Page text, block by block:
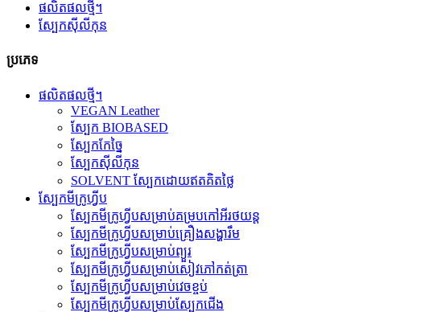
ផលិតផលថ្មី។
ស្បែកស៊ីលីកុន
ប្រភេទ
ផលិតផលថ្មី។
VEGAN Leather
ស្បែក BIOBASED
ស្បែកកែច្នៃ
ស្បែកស៊ីលីកុន
SOLVENT ស្បែកដោយឥតគិតថ្លៃ
ស្បែកមីក្រូហ្វីប
ស្បែកមីក្រូហ្វីបសម្រាប់គម្របកៅអីរថយន្ត
ស្បែកមីក្រូហ្វីបសម្រាប់គ្រឿងសង្ហារឹម
ស្បែកមីក្រូហ្វីបសម្រាប់ព្យួរ
ស្បែកមីក្រូហ្វីបសម្រាប់សៀវភៅកត់ត្រា
ស្បែកមីក្រូហ្វីបសម្រាប់វេចខ្ចប់
ស្បែកមីក្រូហ្វីបសម្រាប់ស្បែកជើង